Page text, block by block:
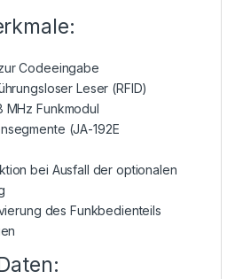
Codeeingabe
Leser (RFID)
Funkmodul
(JA-192E
bei Ausfall der optionalen
des Funkbedienteils